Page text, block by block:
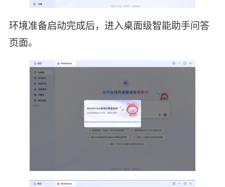
环境准备启动完成后，进入桌面级智能助手问答
页面。